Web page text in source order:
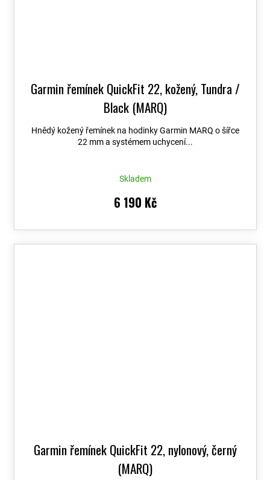
Garmin řemínek QuickFit 22, kožený, Tundra /
Black (MARQ)
Hnědý kožený řemínek na hodinky Garmin MARQ o šířce
22 mm a systémem uchycení...
Skladem
6 190 Kč
Garmin řemínek QuickFit 22, nylonový, černý
(MARQ)